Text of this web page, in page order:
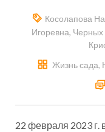
Косолапова
Игоревна, Черных
Жизнь сада,
22 февраля 2023